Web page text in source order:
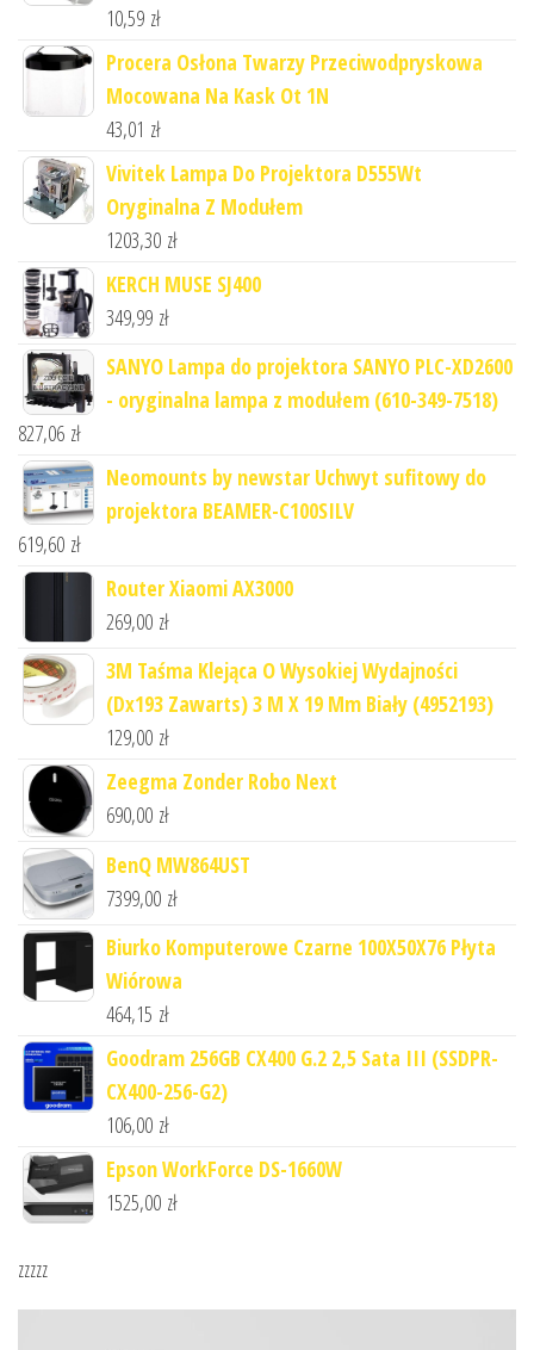
10,59 zł
Procera Osłona Twarzy Przeciwodpryskowa
Mocowana Na Kask Ot 1N
43,01 zł
Vivitek Lampa Do Projektora D555Wt
Oryginalna Z Modułem
1203,30 zł
KERCH MUSE SJ400
349,99 zł
SANYO Lampa do projektora SANYO PLC-XD2600
- oryginalna lampa z modułem (610-349-7518)
827,06 zł
Neomounts by newstar Uchwyt sufitowy do
projektora BEAMER-C100SILV
619,60 zł
Router Xiaomi AX3000
269,00 zł
3M Taśma Klejąca O Wysokiej Wydajności
(Dx193 Zawarts) 3 M X 19 Mm Biały (4952193)
129,00 zł
Zeegma Zonder Robo Next
690,00 zł
BenQ MW864UST
7399,00 zł
Biurko Komputerowe Czarne 100X50X76 Płyta
Wiórowa
464,15 zł
Goodram 256GB CX400 G.2 2,5 Sata III (SSDPR-
CX400-256-G2)
106,00 zł
Epson WorkForce DS-1660W
1525,00 zł
zzzzz